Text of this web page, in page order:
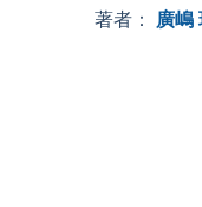
著者： 廣嶋